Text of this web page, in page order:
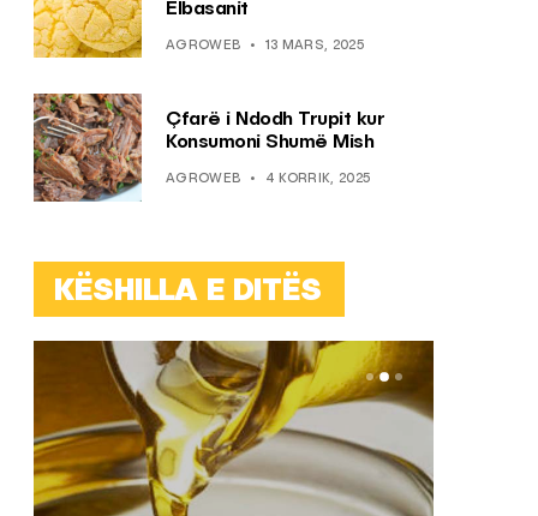
Elbasanit
AGROWEB 13 MARS, 2025
Çfarë i Ndodh Trupit kur
Konsumoni Shumë Mish
AGROWEB 4 KORRIK, 2025
KËSHILLA E DITËS